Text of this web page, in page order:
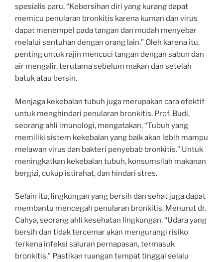
spesialis paru, “Kebersihan diri yang kurang dapat
memicu penularan bronkitis karena kuman dan virus
dapat menempel pada tangan dan mudah menyebar
melalui sentuhan dengan orang lain.” Oleh karena itu,
penting untuk rajin mencuci tangan dengan sabun dan
air mengalir, terutama sebelum makan dan setelah
batuk atau bersin.
Menjaga kekebalan tubuh juga merupakan cara efektif
untuk menghindari penularan bronkitis. Prof. Budi,
seorang ahli imunologi, mengatakan, “Tubuh yang
memiliki sistem kekebalan yang baik akan lebih mampu
melawan virus dan bakteri penyebab bronkitis.” Untuk
meningkatkan kekebalan tubuh, konsumsilah makanan
bergizi, cukup istirahat, dan hindari stres.
Selain itu, lingkungan yang bersih dan sehat juga dapat
membantu mencegah penularan bronkitis. Menurut dr.
Cahya, seorang ahli kesehatan lingkungan, “Udara yang
bersih dan tidak tercemar akan mengurangi risiko
terkena infeksi saluran pernapasan, termasuk
bronkitis.” Pastikan ruangan tempat tinggal selalu